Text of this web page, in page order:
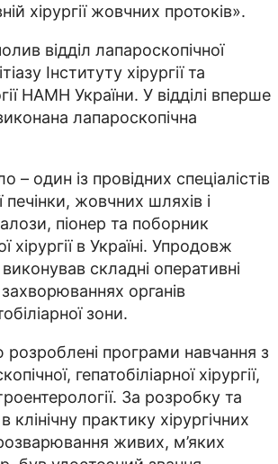
хірургії жовчних протоків».
відділ лапароскопічної
Інституту хірургії та
НАМН України. У відділі вперше
лапароскопічна
один із провідних спеціалістів
печінки, жовчних шляхів і
піонер та поборник
хірургії в Україні. Упродовж
складні оперативні
органів
зони.
розроблені програми навчання з
гепатобіліарної хірургії,
За розробку та
практику хірургічних
живих, м’яких